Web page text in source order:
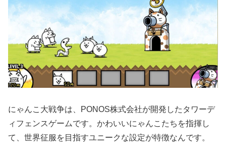
にゃんこ大戦争は、PONOS株式会社が開発したタワーデ
ィフェンスゲームです。かわいいにゃんこたちを指揮し
て、世界征服を目指すユニークな設定が特徴なんです。